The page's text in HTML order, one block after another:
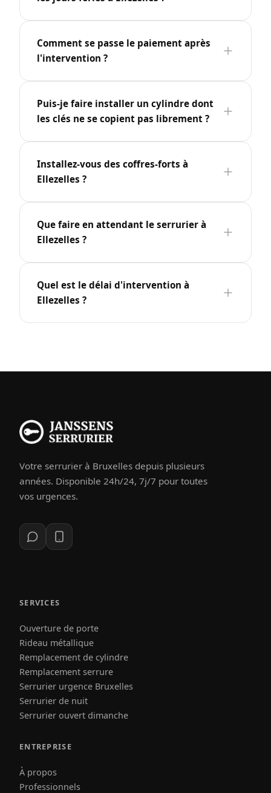
Comment se passe le paiement après
l'intervention ?
Puis-je faire installer un cylindre dont
les clés ne se copient pas librement ?
Installez-vous des coffres-forts à
Ellezelles ?
Que faire en attendant le serrurier à
Ellezelles ?
Quel est le délai d'intervention à
Ellezelles ?
Votre serrurier à Bruxelles depuis plusieurs
années. Disponible 24h/24, 7j/7 pour toutes
vos urgences.
SERVICES
Ouverture de porte
Rideau métallique
Remplacement de cylindre
Remplacement serrure
Serrurier urgence Bruxelles
Serrurier de nuit
Serrurier ouvert dimanche
ENTREPRISE
À propos
Professionnels